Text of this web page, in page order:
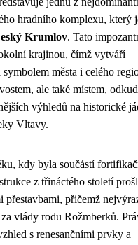
hradního komplexu, který
Krumlov. Tato
krajinou, čímž vytváří
města i celého
ale také místem,
výhledů na historické
Vltavy.
kdy byla součástí
z třináctého století
přičemž
vlády rodu Rožmberků.
s renesančními prvky a